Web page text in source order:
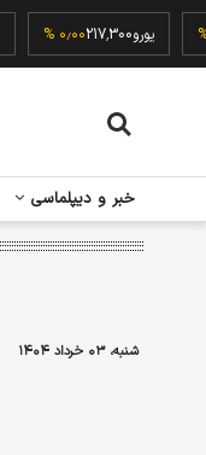
۰٫۰۰ % یورو217,300۰٫۰۰ %
خبر و دیپلماسی
شنبه، ۰۳ خرداد ۱۴۰۴